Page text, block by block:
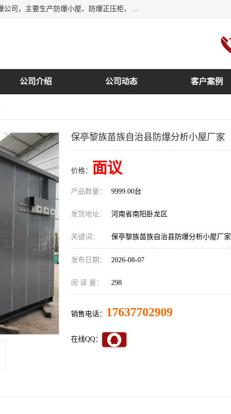
南阳首安防爆电气有限公司是一家集开发、生产、销售、安装、服务为一体的专业防爆公司，主要生产防爆小屋、防爆正压柜、防爆空调、防爆控制箱、防爆配电箱（柜），防爆正压系列，防爆灯具，防爆风机，防爆管件，粉尘防爆，防腐防尘防水等百余系列上千种防爆产品。
公司介绍 公司动态 客户案例
保亭黎族苗族自治县防爆分析小屋厂家
价格： 面议
产品数量： 9999.00台
发货地址： 河南省南阳卧龙区
关键词： 保亭黎族苗族自治县防爆分析小屋厂家
发布日期： 2026-08-07
阅 读 量： 298
销售电话： 17637702909
在线QQ：